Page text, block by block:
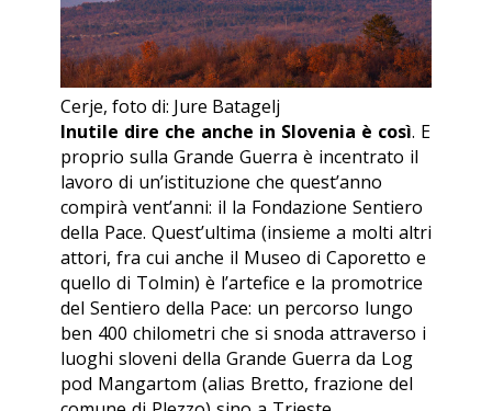
Cerje, foto di: Jure Batagelj
Inutile dire che anche in Slovenia è così. E
proprio sulla Grande Guerra è incentrato il
lavoro di un’istituzione che quest’anno
compirà vent’anni: il la Fondazione Sentiero
della Pace. Quest’ultima (insieme a molti altri
attori, fra cui anche il Museo di Caporetto e
quello di Tolmin) è l’artefice e la promotrice
del Sentiero della Pace: un percorso lungo
ben 400 chilometri che si snoda attraverso i
luoghi sloveni della Grande Guerra da Log
pod Mangartom (alias Bretto, frazione del